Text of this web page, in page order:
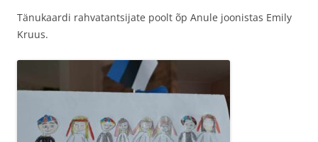
Tänukaardi rahvatantsijate poolt õp Anule joonistas Emily
Kruus.